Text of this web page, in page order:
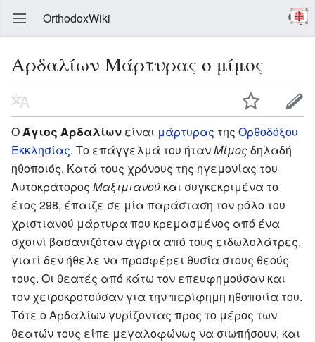
OrthodoxWiki
Αρδαλίων Μάρτυρας ο μίμος
Ο Άγιος Αρδαλίων είναι μάρτυρας της Ορθοδόξου
Εκκλησίας. Το επάγγελμά του ήτανΜίμοςδηλαδή
ηθοποιός. Κατά τους χρόνους της ηγεμονίας του
Αυτοκράτορος Μαξιμιανού και συγκεκριμένα το
έτος 298, έπαιζε σε μία παράσταση τον ρόλο του
χριστιανού μάρτυρα που κρεμασμένος από ένα
σχοινί βασανιζόταν άγρια από τους ειδωλολάτρες,
γιατί δεν ήθελε να προσφέρει θυσία στους θεούς
τους. Οι θεατές από κάτω τον επευφημούσαν και
τον χειροκροτούσαν για την περίφημη ηθοποιία του.
Τότε ο Αρδαλίων γυρίζοντας προς το μέρος των
θεατών τους είπε μεγαλοφώνως να σιωπήσουν, και